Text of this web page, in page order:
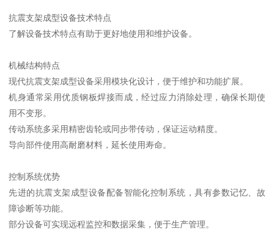
抗震支架成型设备技术特点
了解设备技术特点有助于更好地使用和维护设备。
机械结构特点
现代抗震支架成型设备采用模块化设计，便于维护和功能扩展。
机身通常采用优质钢板焊接而成，经过应力消除处理，确保长期使
用不变形。
传动系统多采用精密齿轮或同步带传动，保证运动精度。
导向部件使用高耐磨材料，延长使用寿命。
控制系统优势
先进的抗震支架成型设备配备智能化控制系统，具有参数记忆、故
障诊断等功能。
部分设备可实现远程监控和数据采集，便于生产管理。